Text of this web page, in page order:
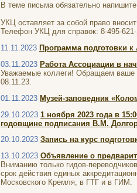
В теме письма обязательно
УКЦ оставляет за собой право
Телефон УКЦ для справок: 8-495-
11.11.2023 Программа подготовки к
03.11.2023 Работа Ассоциации в
Уважаемые коллеги! Обращаем ваше
08.11.23.
01.11.2023 Музей-заповедник
29.10.2023 1 ноября 2023 года в
годовщине подписания В.М.
20.10.2023 Запись на курс
13.10.2023 Объявление о
Вниманию только гидов-
срок действия единых
Московского Кремля, в ГТГ и в ГИМ.